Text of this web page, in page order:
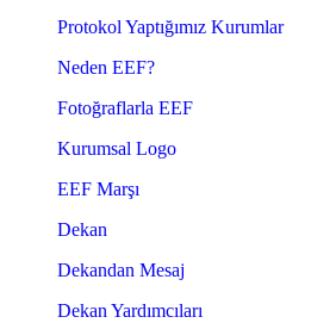
Protokol Yaptığımız Kurumlar
Neden EEF?
Fotoğraflarla EEF
Kurumsal Logo
EEF Marşı
Dekan
Dekandan Mesaj
Dekan Yardımcıları